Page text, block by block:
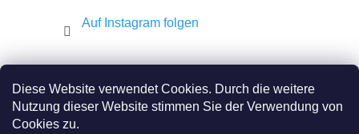
Diese Website verwendet Cookies. Durch die weitere
Nutzung dieser Website stimmen Sie der Verwendung von
Cookies zu.
Auf Instagram folgen